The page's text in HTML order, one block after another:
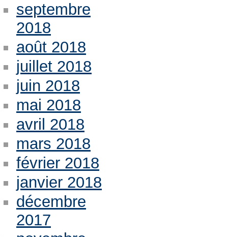
septembre
2018
août 2018
juillet 2018
juin 2018
mai 2018
avril 2018
mars 2018
février 2018
janvier 2018
décembre
2017